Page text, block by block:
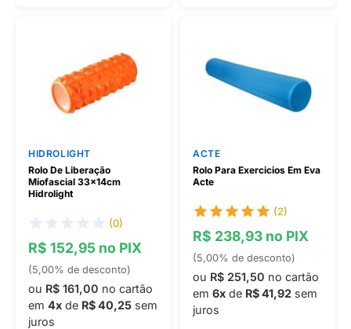
HIDROLIGHT
Rolo De Liberação
Miofascial 33x14cm
Hidrolight
(0)
R$ 152,95 no PIX
(5,00% de desconto)
ou R$ 161,00 no cartão
em 4x de R$ 40,25 sem
juros
ACTE
Rolo Para Exercicios Em Eva
Acte
(2)
R$ 238,93 no PIX
(5,00% de desconto)
ou R$ 251,50 no cartão
em 6x de R$ 41,92 sem
juros